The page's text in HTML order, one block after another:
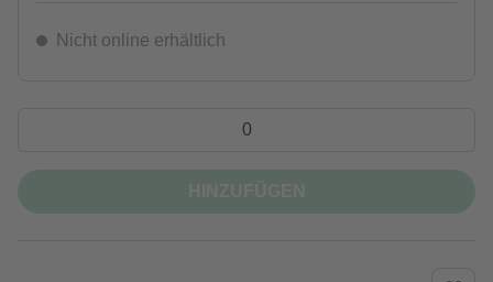
Nicht online erhältlich